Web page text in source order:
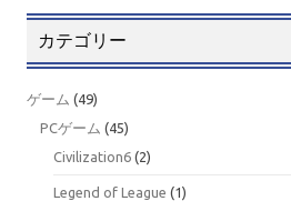
カテゴリー
ゲーム (49)
PCゲーム (45)
Civilization6 (2)
Legend of League (1)